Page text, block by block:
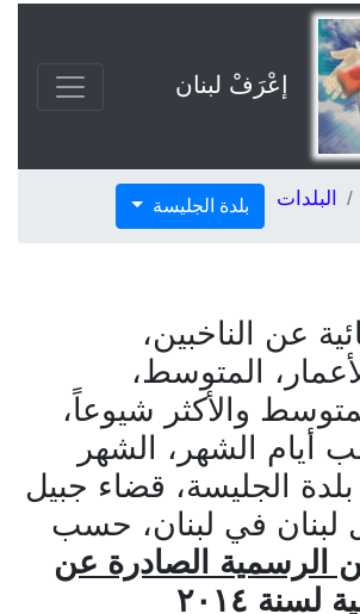
إعْرَفْ لبنان
البلدات بلدة الجليسة
عن الناخبين،
المتوسط،
والأكثر شيوعاً،
أيام الشهر، الشهر
الجليسة، قضاء جبيل
لبنان في لبنان، حسب
الرسمية الصادرة عن
٢٠١٤